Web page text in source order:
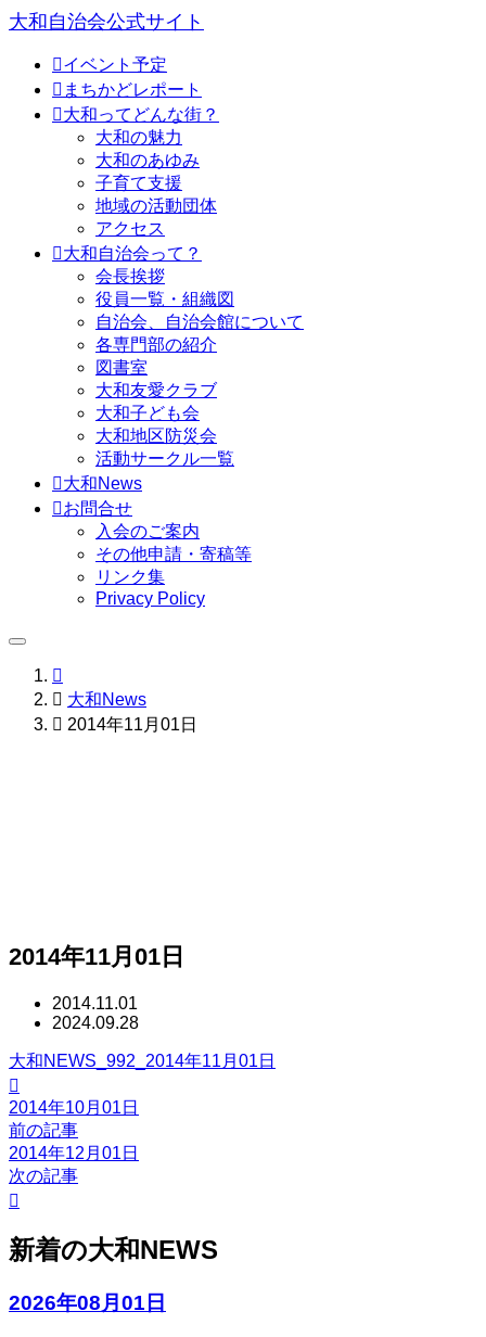
大和自治会公式サイト
イベント予定
 まちかどレポート
大和ってどんな街？
大和の魅力
大和のあゆみ
子育て支援
地域の活動団体
アクセス
大和自治会って？
会長挨拶
役員一覧・組織図
自治会、自治会館について
各専門部の紹介
図書室
大和友愛クラブ
大和子ども会
大和地区防災会
活動サークル一覧
大和News
お問合せ
入会のご案内
その他申請・寄稿等
リンク集
Privacy Policy

 大和News
 2014年11月01日
2014年11月01日
2014.11.01
2024.09.28
大和NEWS_992_2014年11月01日

2014年10月01日
前の記事
2014年12月01日
次の記事

新着の大和NEWS
2026年08月01日